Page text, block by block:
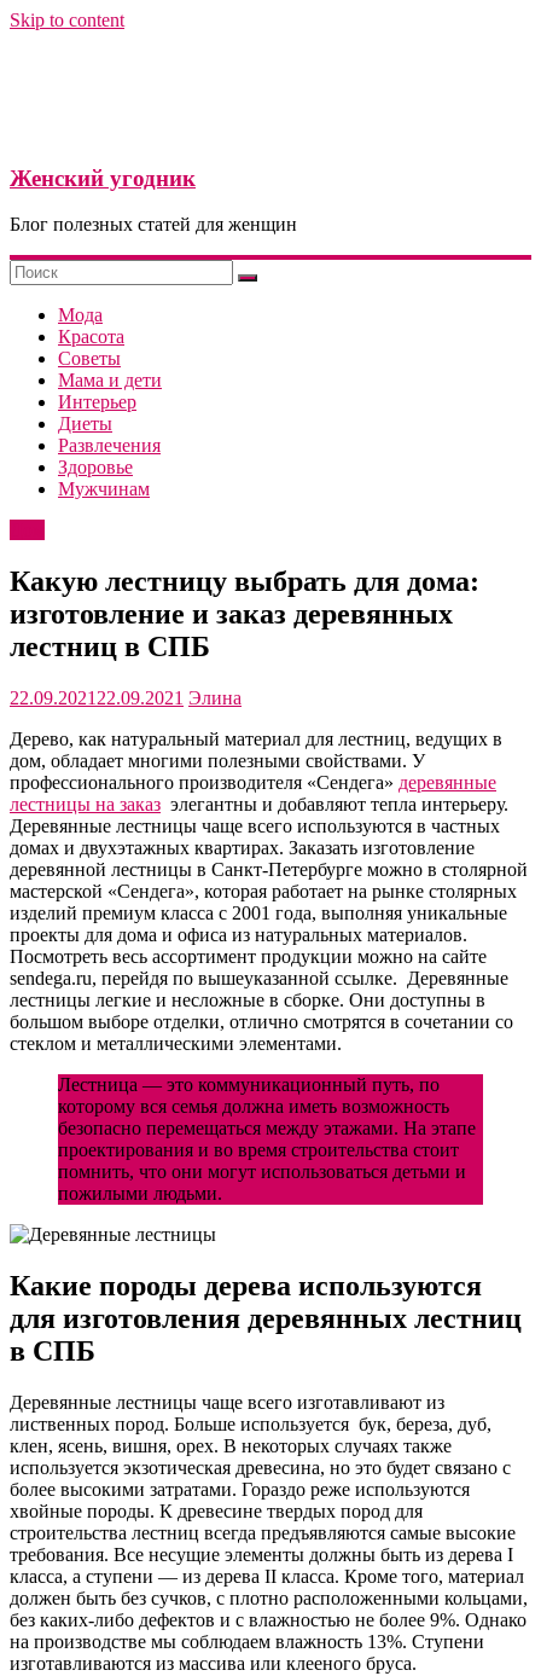
Skip to content
Женский угодник
Блог полезных статей для женщин
Мода
Красота
Советы
Мама и дети
Интерьер
Диеты
Развлечения
Здоровье
Мужчинам
Какую лестницу выбрать для дома:
изготовление и заказ деревянных
лестниц в СПБ
22.09.2021 22.09.2021 Элина
Дерево, как натуральный материал для лестниц, ведущих в
дом, обладает многими полезными свойствами. У
профессионального производителя «Сендега» деревянные
лестницы на заказ элегантны и добавляют тепла интерьеру.
Деревянные лестницы чаще всего используются в частных
домах и двухэтажных квартирах. Заказать изготовление
деревянной лестницы в Санкт-Петербурге можно в столярной
мастерской «Сендега», которая работает на рынке столярных
изделий премиум класса с 2001 года, выполняя уникальные
проекты для дома и офиса из натуральных материалов.
Посмотреть весь ассортимент продукции можно на сайте
sendega.ru, перейдя по вышеуказанной ссылке. Деревянные
лестницы легкие и несложные в сборке. Они доступны в
большом выборе отделки, отлично смотрятся в сочетании со
стеклом и металлическими элементами.
Лестница — это коммуникационный путь, по
которому вся семья должна иметь возможность
безопасно перемещаться между этажами. На этапе
проектирования и во время строительства стоит
помнить, что они могут использоваться детьми и
пожилыми людьми.
Какие породы дерева используются
для изготовления деревянных лестниц
в СПБ
Деревянные лестницы чаще всего изготавливают из
лиственных пород. Больше используется бук, береза, дуб,
клен, ясень, вишня, орех. В некоторых случаях также
используется экзотическая древесина, но это будет связано с
более высокими затратами. Гораздо реже используются
хвойные породы. К древесине твердых пород для
строительства лестниц всегда предъявляются самые высокие
требования. Все несущие элементы должны быть из дерева I
класса, а ступени — из дерева II класса. Кроме того, материал
должен быть без сучков, с плотно расположенными кольцами,
без каких-либо дефектов и с влажностью не более 9%. Однако
на производстве мы соблюдаем влажность 13%. Ступени
изготавливаются из массива или клееного бруса.